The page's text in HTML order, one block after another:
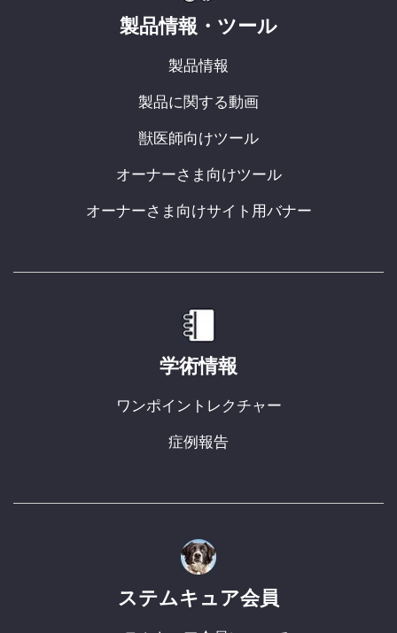
製品情報・ツール
製品情報
製品に関する動画
獣医師向けツール
オーナーさま向けツール
オーナーさま向けサイト用バナー
学術情報
ワンポイントレクチャー
症例報告
ステムキュア会員